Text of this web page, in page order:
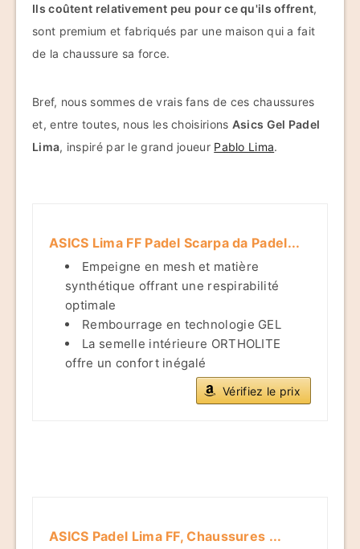
Ils coûtent relativement peu pour ce qu'ils offrent,
sont premium et fabriqués par une maison qui a fait
de la chaussure sa force.
Bref, nous sommes de vrais fans de ces chaussures
et, entre toutes, nous les choisirions Asics Gel Padel
Lima, inspiré par le grand joueur Pablo Lima.
ASICS Lima FF Padel Scarpa da Padel...
Empeigne en mesh et matière
synthétique offrant une respirabilité
optimale
Rembourrage en technologie GEL
La semelle intérieure ORTHOLITE
offre un confort inégalé
Vérifiez le prix
ASICS Padel Lima FF, Chaussures ...